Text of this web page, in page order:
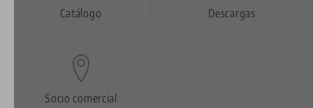
FooterCatálogo Descargas
Socio comercial